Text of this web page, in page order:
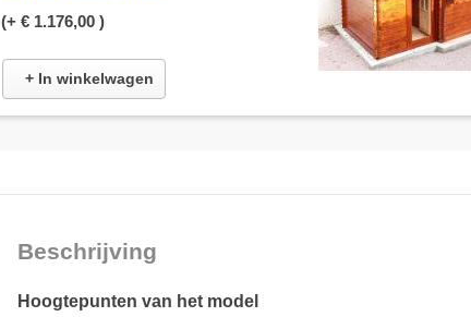
(+ € 1.176,00 )
+ In winkelwagen
Beschrijving
Hoogtepunten van het model